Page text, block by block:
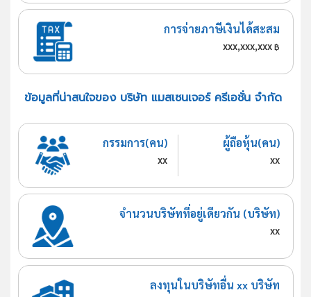
การจ่ายภาษีเงินได้สะสม
xxx,xxx,xxx฿
ข้อมูลที่น่าสนใจของ บริษัท แมสเซนเจอร์ ครีเอชั่น จำกัด
กรรมการ(คน)
xx
ผู้ถือหุ้น(คน)
xx
จำนวนบริษัทที่อยู่เดียวกัน (บริษัท)
xx
ลงทุนในบริษัทอื่น xx บริษัท